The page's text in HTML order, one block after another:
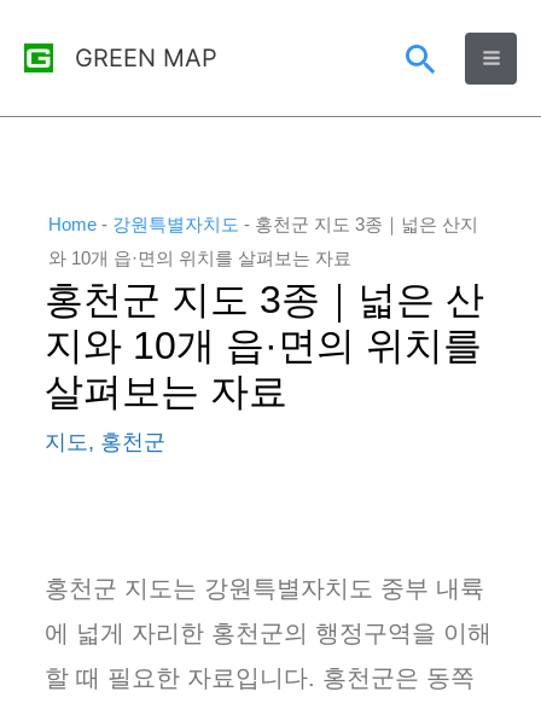
GREEN MAP
검
색
Home - 강원특별자치도 - 홍천군 지도 3종｜넓은 산지
와 10개 읍·면의 위치를 살펴보는 자료
홍천군 지도 3종｜넓은 산
지와 10개 읍·면의 위치를
살펴보는 자료
지도, 홍천군
홍천군 지도는 강원특별자치도 중부 내륙
에 넓게 자리한 홍천군의 행정구역을 이해
할 때 필요한 자료입니다. 홍천군은 동쪽